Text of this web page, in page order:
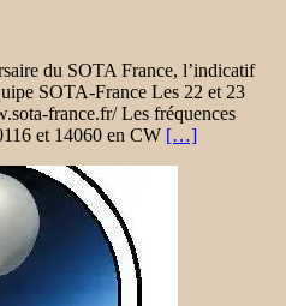
du SOTA France, l’indicatif
SOTA-France Les 22 et 23
france.fr/ Les fréquences
et 14060 en CW […]